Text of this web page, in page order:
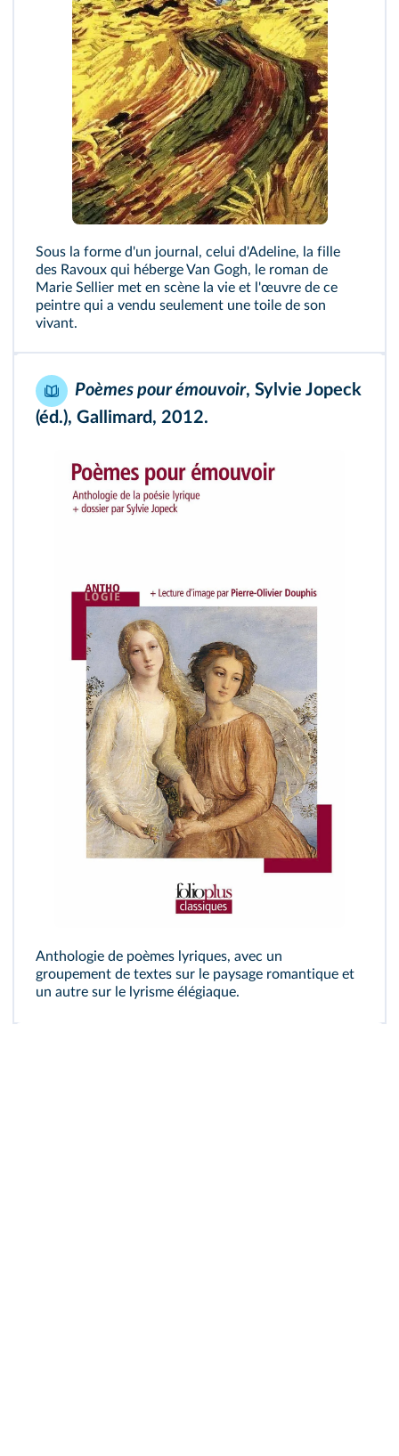
Sous la forme d'un journal, celui d'Adeline, la fille
des Ravoux qui héberge Van Gogh, le roman de
Marie Sellier met en scène la vie et l'œuvre de ce
peintre qui a vendu seulement une toile de son
vivant.
Poèmes pour émouvoir, Sylvie Jopeck
(éd.), Gallimard, 2012.
Anthologie de poèmes lyriques, avec un
groupement de textes sur le paysage romantique et
un autre sur le lyrisme élégiaque.